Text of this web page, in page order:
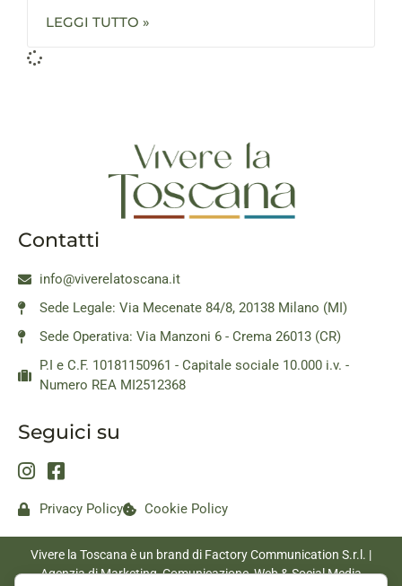
LEGGI TUTTO »
Contatti
info@viverelatoscana.it
Sede Legale: Via Mecenate 84/8, 20138 Milano (MI)
Sede Operativa: Via Manzoni 6 - Crema 26013 (CR)
P.I e C.F. 10181150961 - Capitale sociale 10.000 i.v. -
Numero REA MI2512368
Seguici su
Privacy Policy Cookie Policy
Vivere la Toscana è un brand di Factory Communication S.r.l. |
Agenzia di Marketing, Comunicazione, Web & Social Media